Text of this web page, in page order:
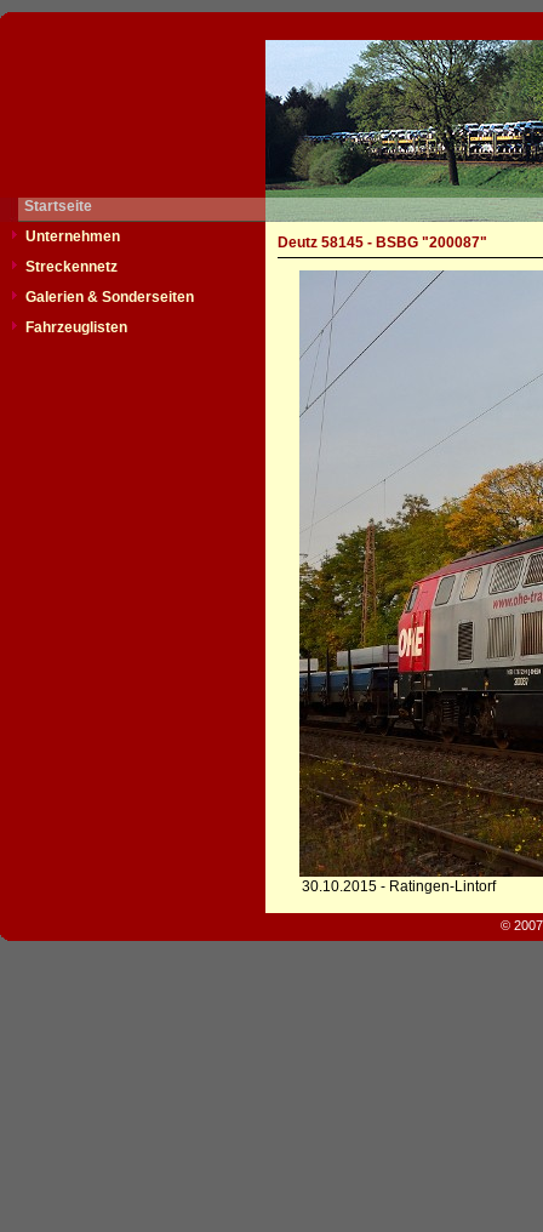
Startseite
Unternehmen
Streckennetz
Galerien & Sonderseiten
Fahrzeuglisten
Deutz 58145 - BSBG "200087"
30.10.2015 - Ratingen-Lintorf
©